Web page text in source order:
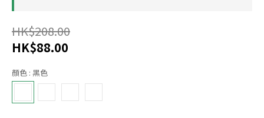
HK$208.00
HK$88.00
顏色 : 黑色